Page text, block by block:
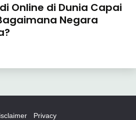
Online di Dunia Capai
Negara
Privacy